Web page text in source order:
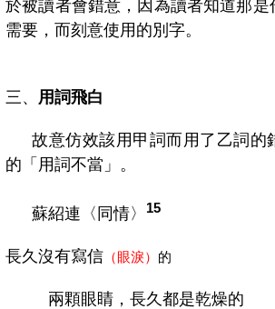
於被讀者會錯意，因為讀者知道那是
需要，而刻意使用的別字。
三、 用詞飛白
故意仿效該用甲詞而用了乙詞的
的「用詞不當」。
蘇紹連〈同情〉 15
長久沒有寫信 （眼淚） 的
兩顆眼睛，長久都是乾燥的